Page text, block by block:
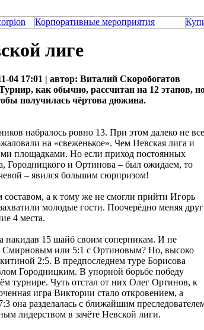
Корпоративные мероприятия
лиге
04 17:01 | автор: Виталий Скоробогатов
как обычно, рассчитан на 12 этапов,
получилась чёртова дюжина.
набралось ровно 13. При этом далеко не все
на «свеженькое». Чем Невская лига и
площадками. Но если приход постоянных
Городницкого и Ортинова – был ожидаем, то
– явился большим сюрпризом!
а к тому же не смогли прийти Игорь
молодые гости. Поочерёдно меняя друг
4 места.
накидав 15 шайб своим соперникам. И не
Смирновым или 5:1 с Ортиновым? Но, высоко
2:5. В предпоследнем туре Борисова
Городницким. В упорной борьбе победу
турнире. Чуть отстал от них Олег Ортинов, к
игра Виктории стало откровением, а
она разделалась с ближайшим
лидерством в зачёте Невской лиги.